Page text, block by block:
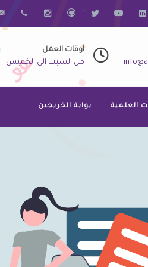
بوكLinkdin
Youtube
Twitter
Github
Instagram
أوقات العمل
من السبت الى الخميس
العلمية بوابة الخريجين